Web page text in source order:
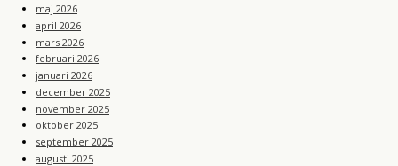
maj 2026
april 2026
mars 2026
februari 2026
januari 2026
december 2025
november 2025
oktober 2025
september 2025
augusti 2025